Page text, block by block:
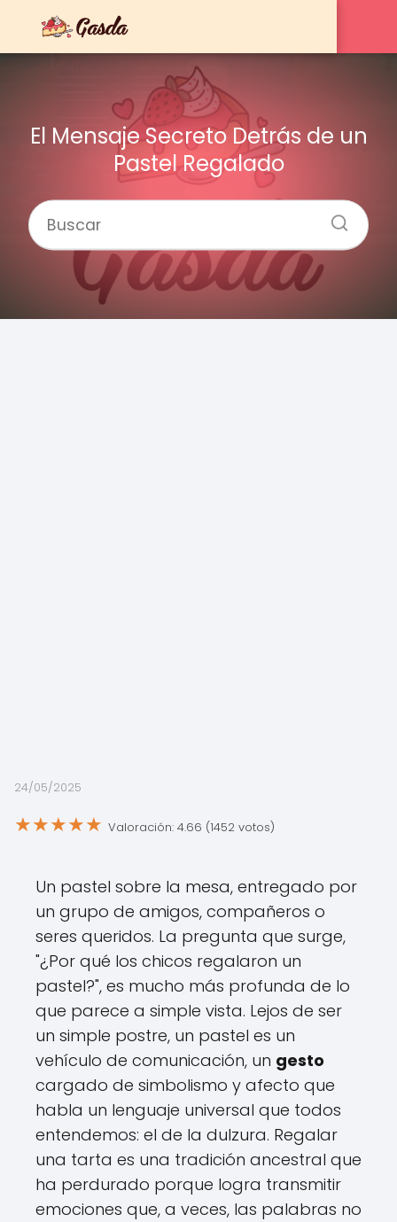
El Mensaje Secreto Detrás de un
Pastel Regalado
24/05/2025
★★★★★ Valoración: 4.66 (1452 votos)
Un pastel sobre la mesa, entregado por
un grupo de amigos, compañeros o
seres queridos. La pregunta que surge,
"¿Por qué los chicos regalaron un
pastel?", es mucho más profunda de lo
que parece a simple vista. Lejos de ser
un simple postre, un pastel es un
vehículo de comunicación, un gesto
cargado de simbolismo y afecto que
habla un lenguaje universal que todos
entendemos: el de la dulzura. Regalar
una tarta es una tradición ancestral que
ha perdurado porque logra transmitir
emociones que, a veces, las palabras no